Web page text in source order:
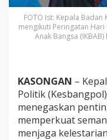
FOTO Ist: Kepala
mengikuti Peringatan
Anak Bangsa
KASONGAN –
Politik
menegaskan
memperkuat
menjaga